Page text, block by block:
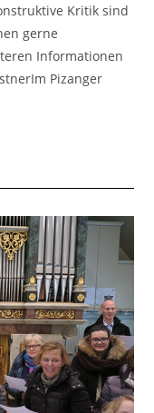
Kritik sind
gerne
Informationen
Pizanger